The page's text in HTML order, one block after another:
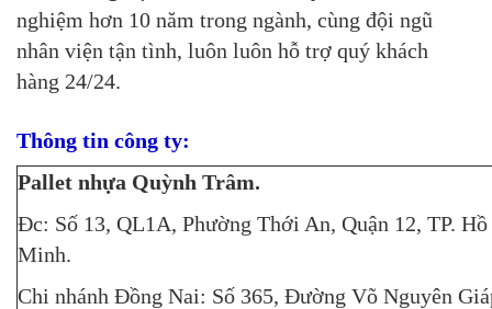
nghiệm hơn 10 năm trong ngành, cùng đội ngũ
nhân viện tận tình, luôn luôn hỗ trợ quý khách
hàng 24/24.
Thông tin công ty:
Pallet nhựa Quỳnh Trâm.
Đc: Số 13, QL1A, Phường Thới An, Quận 12, TP.
Minh.
Chi nhánh Đồng Nai: Số 365, Đường Võ Nguyên